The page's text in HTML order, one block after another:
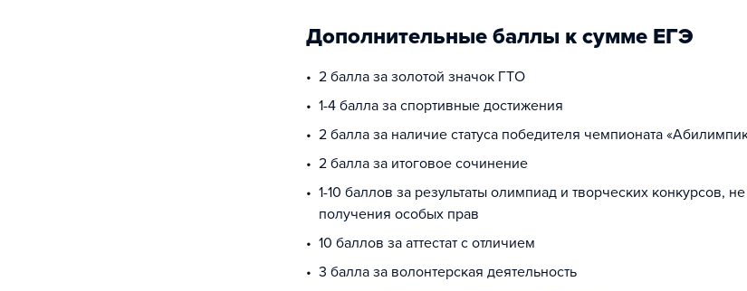
Дополнительные баллы к сумме ЕГЭ
2 балла за золотой значок ГТО
1-4 балла за спортивные достижения
2 балла за наличие статуса победителя чемпионата
2 балла за итоговое сочинение
1-10 баллов за результаты олимпиад и творческих конкурсов,
получения особых прав
10 баллов за аттестат с отличием
3 балла за волонтерская деятельность